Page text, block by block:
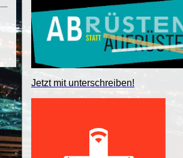
Jetzt mit unterschreiben!